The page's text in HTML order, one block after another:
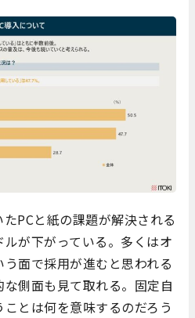
PCと紙の課題が解決される
が下がっている。多くはオ
面で採用が進むと思われる
側面も見て取れる。固定自
とは何を意味するのだろう